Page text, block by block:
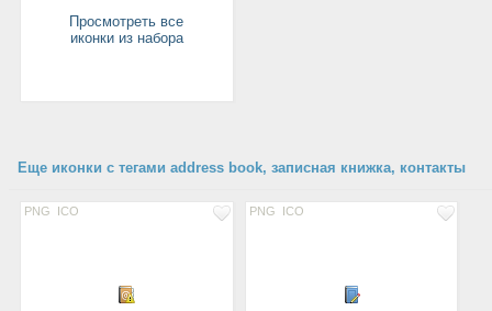
Просмотреть все
иконки из набора
Еще иконки с тегами address book, записная книжка, контакты
PNG ICO PNG ICO